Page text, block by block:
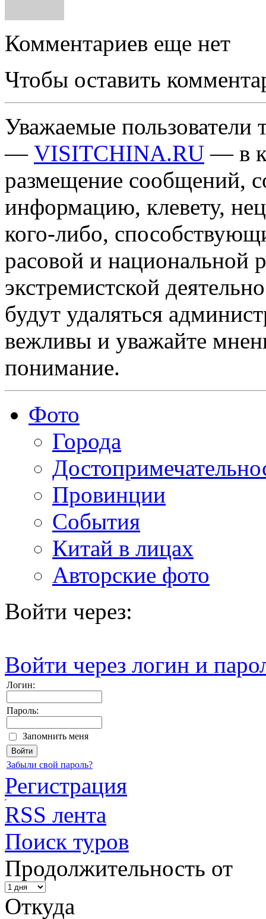
Комментариев еще нет
Чтобы оставить
Уважаемые пользователи
— VISITCHINA.RU — в
размещение сообщений,
информацию, клевету,
кого-либо,
расовой и национальной
экстремистской
будут удаляться
вежливы и уважайте
понимание.
Фото
Города
Провинции
События
Китай в лицах
Авторские фото
Войти через:
Войти через логин и
Логин:
Пароль:
Запомнить меня
Забыли свой пароль?
Регистрация
RSS лента
Поиск туров
Продолжительность от
Откуда